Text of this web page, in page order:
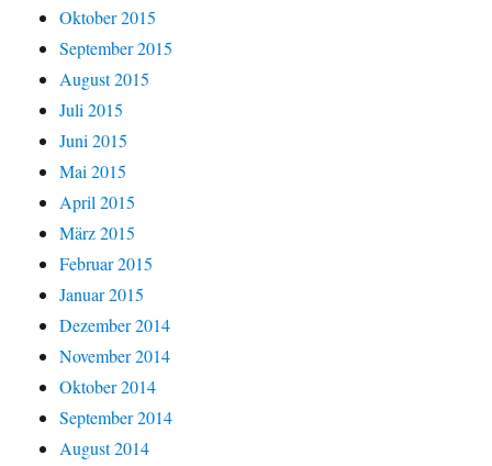
Oktober 2015
September 2015
August 2015
Juli 2015
Juni 2015
Mai 2015
April 2015
März 2015
Februar 2015
Januar 2015
Dezember 2014
November 2014
Oktober 2014
September 2014
August 2014